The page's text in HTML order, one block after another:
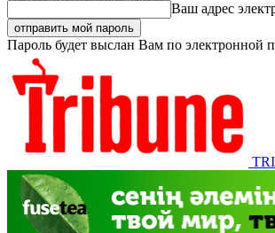
Ваш адрес
Пароль будет выслан Вам по электронной